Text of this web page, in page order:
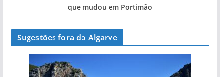
que mudou em Portimão
Sugestões fora do Algarve